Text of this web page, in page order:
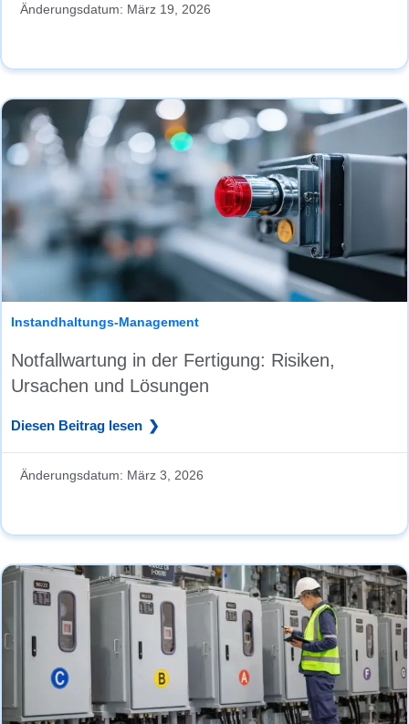
Änderungsdatum: März 19, 2026
Instandhaltungs-Management
Notfallwartung in der Fertigung: Risiken,
Ursachen und Lösungen
Diesen Beitrag lesen
Änderungsdatum: März 3, 2026